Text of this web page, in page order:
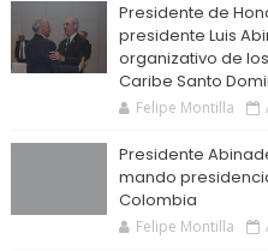
Presidente de
presidente Luis
organizativo de
Caribe Santo
Felipe Montilla
Presidente
mando
Colombia
Felipe Montilla